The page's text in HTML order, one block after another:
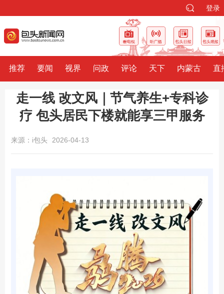
登录
推荐 要闻 视界 问政 评论 天下 内蒙古 直
走一线 改文风｜节气养生+专科诊
疗 包头居民下楼就能享三甲服务
来源：i包头 2026-04-13